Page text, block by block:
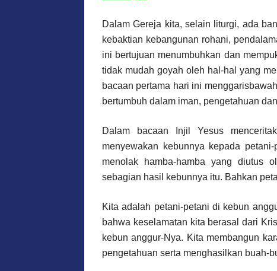
Dalam Gereja kita, selain liturgi, ada
kebaktian kebangunan rohani,
ini bertujuan menumbuhkan dan
tidak mudah goyah oleh hal-hal yang
bacaan pertama hari ini
bertumbuh dalam iman, pengetahuan
Dalam bacaan Injil Yesus
menyewakan kebunnya kepada
menolak hamba-hamba yang diutus
sebagian hasil kebunnya itu. Bahkan
Kita adalah petani-petani di kebun
bahwa keselamatan kita berasal dari
kebun anggur-Nya. Kita membangun
pengetahuan serta menghasilkan buah-